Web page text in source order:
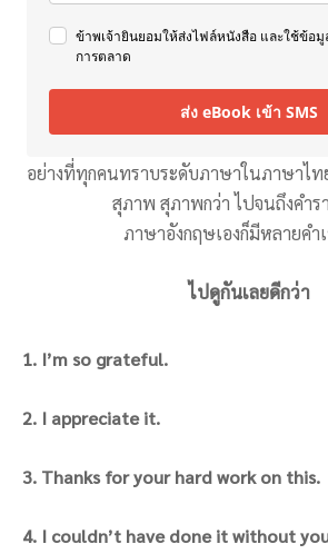
ข้าพเจ้ายินยอมให้ส่งไฟล์หนังสือ และใช้ข้อมู
การตลาด
ส่ง eBook เข้า SMS
อย่างที่ทุกคนทราบระดับภาษาในภาษาไ
สุภาพ สุภาพกว่า ไปจนถึงคำ
ภาษาอังกฤษเองก็มีหลายคำ
ไปดูกันเลยดีกว่า
1. I’m so grateful.
2. I appreciate it.
3. Thanks for your hard work on this.
4. I couldn’t have done it without